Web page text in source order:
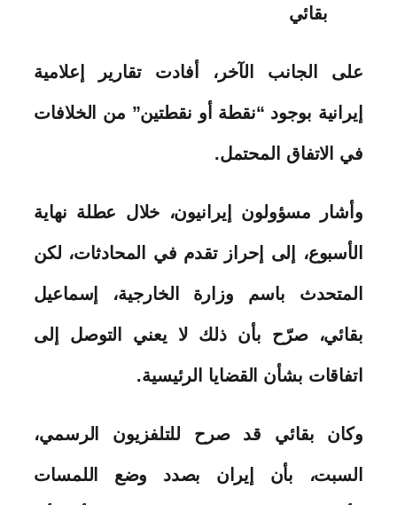
بقائي
على الجانب الآخر، أفادت تقارير إعلامية
إيرانية بوجود “نقطة أو نقطتين” من الخلافات
في الاتفاق المحتمل.
وأشار مسؤولون إيرانيون، خلال عطلة نهاية
الأسبوع، إلى إحراز تقدم في المحادثات، لكن
المتحدث باسم وزارة الخارجية، إسماعيل
بقائي، صرّح بأن ذلك لا يعني التوصل إلى
اتفاقات بشأن القضايا الرئيسية.
وكان بقائي قد صرح للتلفزيون الرسمي،
السبت، بأن إيران بصدد وضع اللمسات